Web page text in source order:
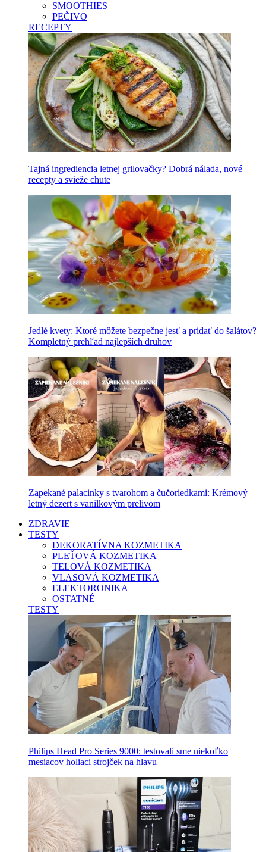
SMOOTHIES
PEČIVO
RECEPTY
Tajná ingrediencia letnej grilovačky? Dobrá nálada, nové
recepty a svieže chute
Jedlé kvety: Ktoré môžete bezpečne jesť a pridať do šalátov?
Kompletný prehľad najlepších druhov
Zapekané palacinky s tvarohom a čučoriedkami: Krémový
letný dezert s vanilkovým prelivom
ZDRAVIE
TESTY
DEKORATÍVNA KOZMETIKA
PLEŤOVÁ KOZMETIKA
TELOVÁ KOZMETIKA
VLASOVÁ KOZMETIKA
ELEKTORONIKA
OSTATNÉ
TESTY
Philips Head Pro Series 9000: testovali sme niekoľko
mesiacov holiaci strojček na hlavu